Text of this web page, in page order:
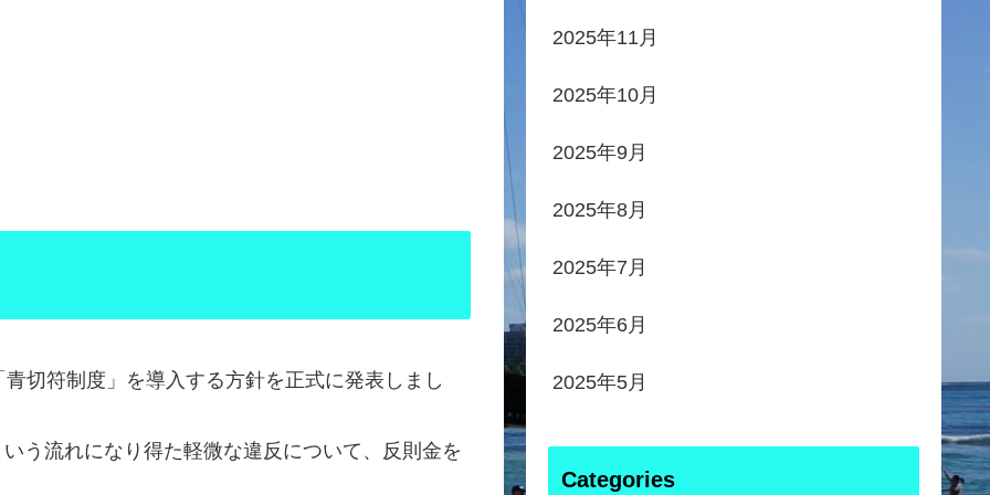
切符制度」を導入する方針を正式に発表しまし
う流れになり得た軽微な違反について、反則金を
2025年11月
2025年10月
2025年9月
2025年8月
2025年7月
2025年6月
2025年5月
Categories